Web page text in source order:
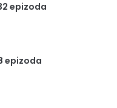
epizoda
epizoda